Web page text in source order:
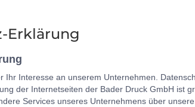
Erklärung
Ihr Interesse an unserem Unternehmen.
der Internetseiten der Bader Druck GmbH ist
Services unseres Unternehmens über